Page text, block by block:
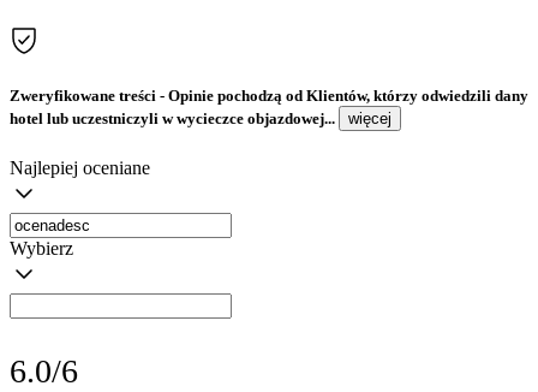
Zweryfikowane treści - Opinie pochodzą od Klientów, którzy odwiedzili dany
hotel lub uczestniczyli w wycieczce objazdowej...
więcej
Najlepiej oceniane
Wybierz
6.0/6